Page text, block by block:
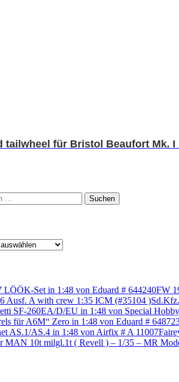
tailwheel für Bristol Beaufort Mk. I
Suchen
FW